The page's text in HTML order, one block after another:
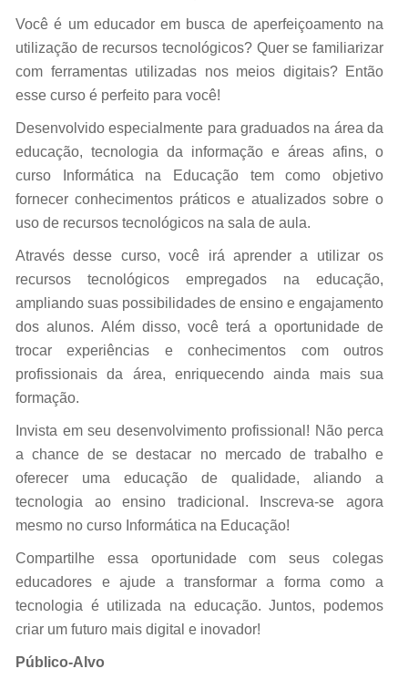
Você é um educador em busca de aperfeiçoamento na
utilização de recursos tecnológicos? Quer se familiarizar
com ferramentas utilizadas nos meios digitais? Então
esse curso é perfeito para você!
Desenvolvido especialmente para graduados na área da
educação, tecnologia da informação e áreas afins, o
curso Informática na Educação tem como objetivo
fornecer conhecimentos práticos e atualizados sobre o
uso de recursos tecnológicos na sala de aula.
Através desse curso, você irá aprender a utilizar os
recursos tecnológicos empregados na educação,
ampliando suas possibilidades de ensino e engajamento
dos alunos. Além disso, você terá a oportunidade de
trocar experiências e conhecimentos com outros
profissionais da área, enriquecendo ainda mais sua
formação.
Invista em seu desenvolvimento profissional! Não perca
a chance de se destacar no mercado de trabalho e
oferecer uma educação de qualidade, aliando a
tecnologia ao ensino tradicional. Inscreva-se agora
mesmo no curso Informática na Educação!
Compartilhe essa oportunidade com seus colegas
educadores e ajude a transformar a forma como a
tecnologia é utilizada na educação. Juntos, podemos
criar um futuro mais digital e inovador!
Público-Alvo